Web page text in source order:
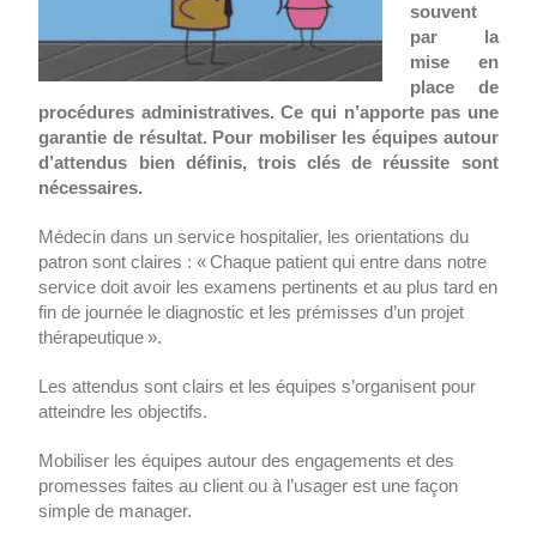
souvent
par la
mise en
place de
procédures administratives. Ce qui n’apporte pas une
garantie de résultat. Pour mobiliser les équipes autour
d’attendus bien définis, trois clés de réussite sont
nécessaires.
Médecin dans un service hospitalier, les orientations du
patron sont claires : « Chaque patient qui entre dans notre
service doit avoir les examens pertinents et au plus tard en
fin de journée le diagnostic et les prémisses d’un projet
thérapeutique ».
Les attendus sont clairs et les équipes s’organisent pour
atteindre les objectifs.
Mobiliser les équipes autour des engagements et des
promesses faites au client ou à l’usager est une façon
simple de manager.